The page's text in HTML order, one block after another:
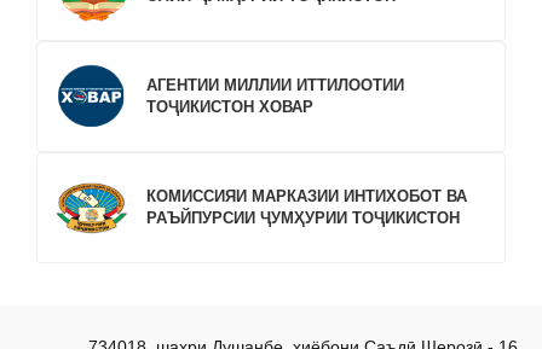
АГЕНТИИ МИЛЛИИ ИТТИЛООТИИ
ТОҶИКИСТОН ХОВАР
КОМИССИЯИ МАРКАЗИИ ИНТИХОБОТ ВА
РАЪЙПУРСИИ ҶУМҲУРИИ ТОҶИКИСТОН